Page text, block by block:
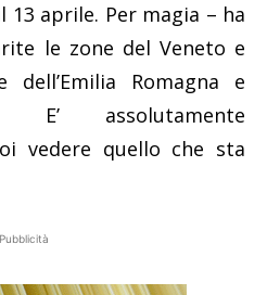
aprile. Per magia – ha
le zone del Veneto e
Romagna e
E’ assolutamente
vedere quello che sta
Pubblicità